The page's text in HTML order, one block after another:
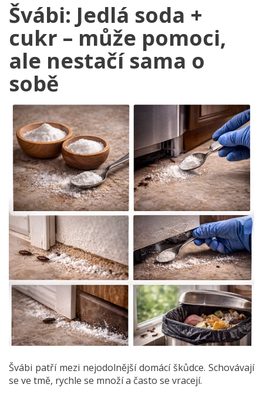
Švábi: Jedlá soda +
cukr – může pomoci,
ale nestačí sama o
sobě
Švábi patří mezi nejodolnější domácí škůdce. Schovávají
se ve tmě, rychle se množí a často se vracejí.